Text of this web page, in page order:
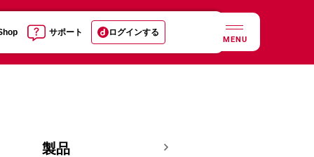
サポート ログインする
MENU
製品